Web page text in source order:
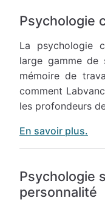
Psychologie
La psychologie
large gamme de
mémoire de
comment
les profondeurs
En savoir plus.
Psychologie
personnalité